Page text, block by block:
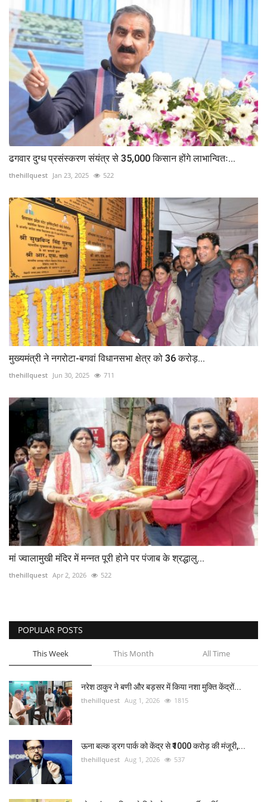
ढगवार दुग्ध प्रसंस्करण संयंत्र से 35,000 किसान होंगे लाभान्वितः...
thehillquest Jan 23, 2025 522
मुख्यमंत्री ने नगरोटा-बगवां विधानसभा क्षेत्र को 36 करोड़...
thehillquest Jun 30, 2025 711
मां ज्वालामुखी मंदिर में मन्नत पूरी होने पर पंजाब के श्रद्धालु...
thehillquest Apr 2, 2026 522
POPULAR POSTS
This Week This Month All Time
नरेश ठाकुर ने बणी और बड़सर में किया नशा मुक्ति केंद्रों...
thehillquest Aug 1, 2026 1815
ऊना बल्क ड्रग पार्क को केंद्र से ₹1000 करोड़ की मंजूरी,...
thehillquest Aug 1, 2026 537